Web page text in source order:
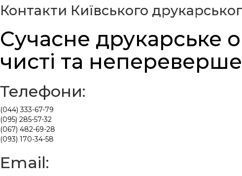
Контакти Київського
Сучасне друкарське
чисті та
Телефони:
(044) 333-67-79
(095) 285-57-32
(067) 482-69-28
(093) 170-34-58
Email: